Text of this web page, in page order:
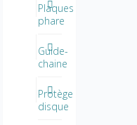
Plaques
phare
Guide-
chaine
Protège
disque